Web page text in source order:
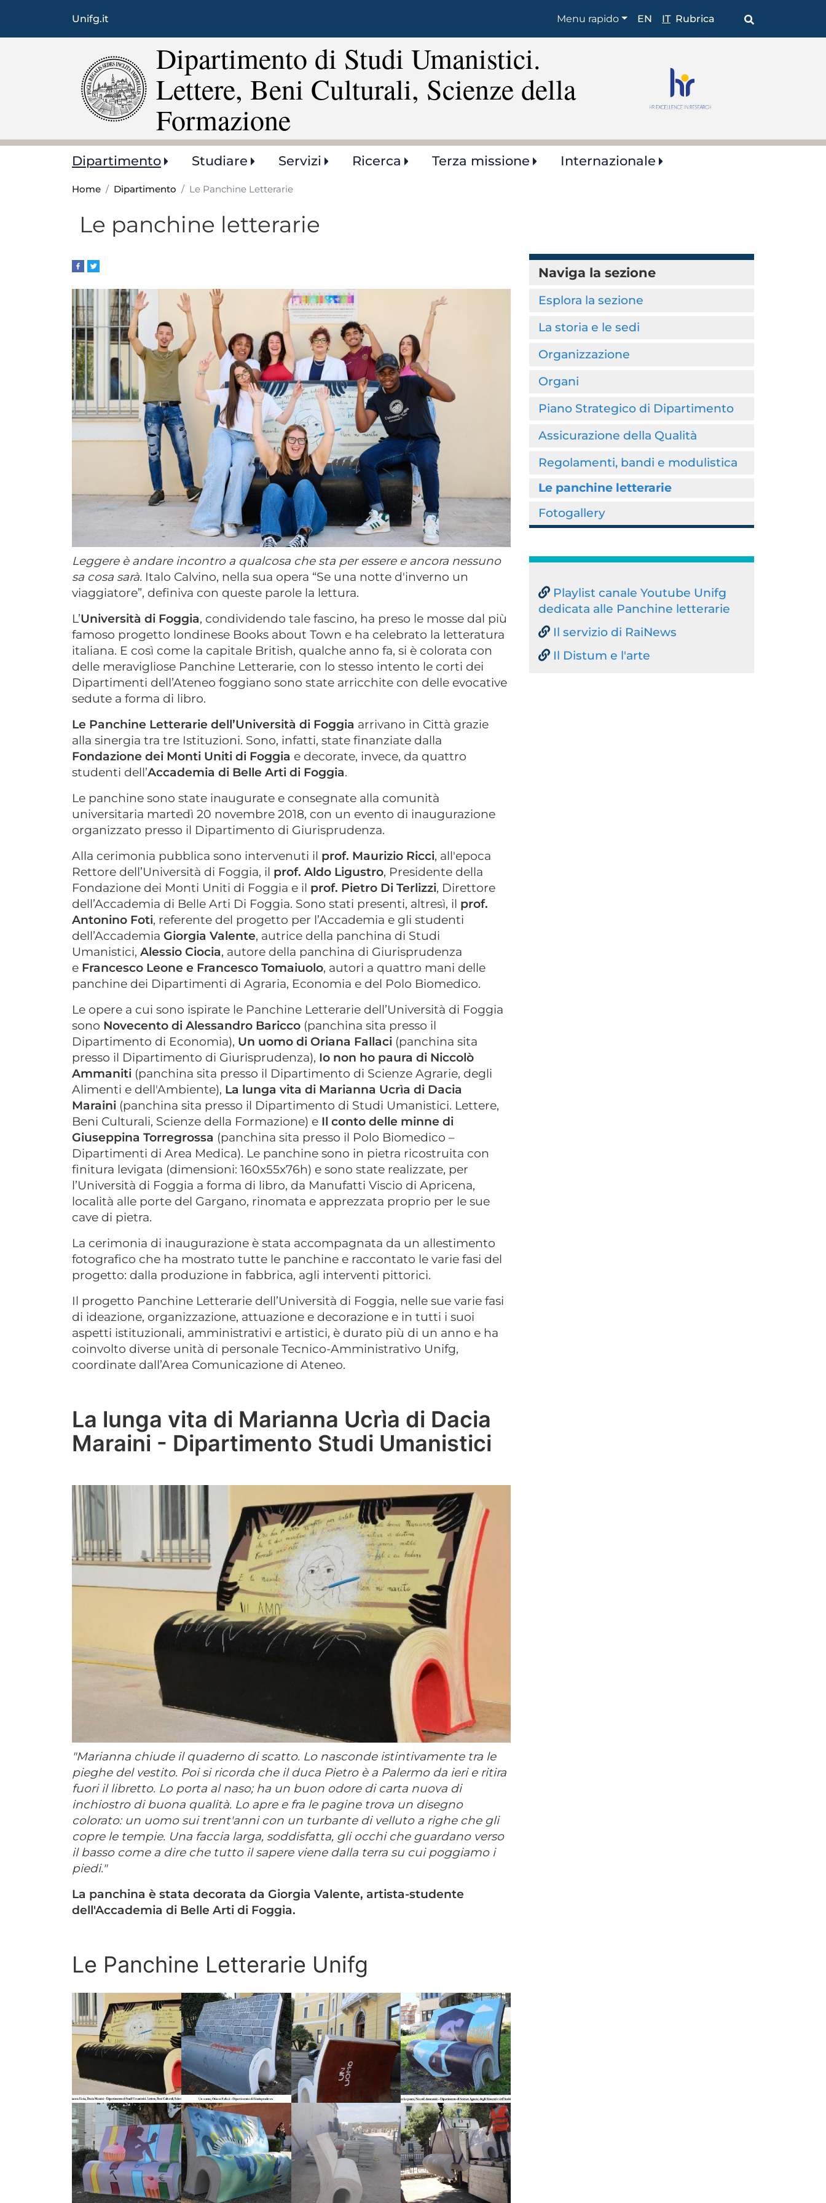
contenuto
principale
Unifg.it Shortcuts
Menu rapido EN IT Rubrica
Dipartimento di Studi Umanistici.
Lettere, Beni Culturali, Scienze della
Formazione
Main
navigation
Dipartimento Studiare Servizi Ricerca Terza missione Internazionale
Home Dipartimento Le Panchine Letterarie
Le panchine letterarie
Leggere è andare incontro a qualcosa che sta per essere e ancora nessuno
sa cosa sarà. Italo Calvino, nella sua opera “Se una notte d'inverno un
viaggiatore”, definiva con queste parole la lettura.
L’Università di Foggia, condividendo tale fascino, ha preso le mosse dal più
famoso progetto londinese Books about Town e ha celebrato la letteratura
italiana. E così come la capitale British, qualche anno fa, si è colorata con
delle meravigliose Panchine Letterarie, con lo stesso intento le corti dei
Dipartimenti dell’Ateneo foggiano sono state arricchite con delle evocative
sedute a forma di libro.
Le Panchine Letterarie dell’Università di Foggia arrivano in Città grazie
alla sinergia tra tre Istituzioni. Sono, infatti, state finanziate dalla
Fondazione dei Monti Uniti di Foggia e decorate, invece, da quattro
studenti dell’Accademia di Belle Arti di Foggia.
Le panchine sono state inaugurate e consegnate alla comunità
universitaria martedì 20 novembre 2018, con un evento di inaugurazione
organizzato presso il Dipartimento di Giurisprudenza.
Alla cerimonia pubblica sono intervenuti il prof. Maurizio Ricci, all'epoca
Rettore dell’Università di Foggia, il prof. Aldo Ligustro, Presidente della
Fondazione dei Monti Uniti di Foggia e il prof. Pietro Di Terlizzi, Direttore
dell’Accademia di Belle Arti Di Foggia. Sono stati presenti, altresì, il prof.
Antonino Foti, referente del progetto per l’Accademia e gli studenti
dell’Accademia Giorgia Valente, autrice della panchina di Studi
Umanistici, Alessio Ciocia, autore della panchina di Giurisprudenza
e Francesco Leone e Francesco Tomaiuolo, autori a quattro mani delle
panchine dei Dipartimenti di Agraria, Economia e del Polo Biomedico.
Le opere a cui sono ispirate le Panchine Letterarie dell’Università di Foggia
sono Novecento di Alessandro Baricco (panchina sita presso il
Dipartimento di Economia), Un uomo di Oriana Fallaci (panchina sita
presso il Dipartimento di Giurisprudenza), Io non ho paura di Niccolò
Ammaniti (panchina sita presso il Dipartimento di Scienze Agrarie, degli
Alimenti e dell'Ambiente), La lunga vita di Marianna Ucrìa di Dacia
Maraini (panchina sita presso il Dipartimento di Studi Umanistici. Lettere,
Beni Culturali, Scienze della Formazione) e Il conto delle minne di
Giuseppina Torregrossa (panchina sita presso il Polo Biomedico –
Dipartimenti di Area Medica). Le panchine sono in pietra ricostruita con
finitura levigata (dimensioni: 160x55x76h) e sono state realizzate, per
l’Università di Foggia a forma di libro, da Manufatti Viscio di Apricena,
località alle porte del Gargano, rinomata e apprezzata proprio per le sue
cave di pietra.
La cerimonia di inaugurazione è stata accompagnata da un allestimento
fotografico che ha mostrato tutte le panchine e raccontato le varie fasi del
progetto: dalla produzione in fabbrica, agli interventi pittorici.
Il progetto Panchine Letterarie dell’Università di Foggia, nelle sue varie fasi
di ideazione, organizzazione, attuazione e decorazione e in tutti i suoi
aspetti istituzionali, amministrativi e artistici, è durato più di un anno e ha
coinvolto diverse unità di personale Tecnico-Amministrativo Unifg,
coordinate dall’Area Comunicazione di Ateneo.
La lunga vita di Marianna Ucrìa di Dacia
Maraini - Dipartimento Studi Umanistici
"Marianna chiude il quaderno di scatto. Lo nasconde istintivamente tra le
pieghe del vestito. Poi si ricorda che il duca Pietro è a Palermo da ieri e ritira
fuori il libretto. Lo porta al naso; ha un buon odore di carta nuova di
inchiostro di buona qualità. Lo apre e fra le pagine trova un disegno
colorato: un uomo sui trent'anni con un turbante di velluto a righe che gli
copre le tempie. Una faccia larga, soddisfatta, gli occhi che guardano verso
il basso come a dire che tutto il sapere viene dalla terra su cui poggiamo i
piedi."
La panchina è stata decorata da Giorgia Valente, artista-studente
dell'Accademia di Belle Arti di Foggia.
Le Panchine Letterarie Unifg
Naviga la sezione
Esplora la sezione
La storia e le sedi
Organizzazione
Organi
Piano Strategico di Dipartimento
Assicurazione della Qualità
Regolamenti, bandi e modulistica
Le panchine letterarie
Fotogallery
Playlist canale Youtube Unifg
dedicata alle Panchine letterarie
Il servizio di RaiNews
Il Distum e l'arte